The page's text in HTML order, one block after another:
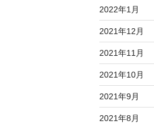
2022年1月
2021年12月
2021年11月
2021年10月
2021年9月
2021年8月